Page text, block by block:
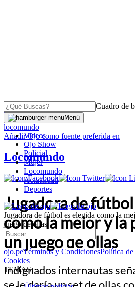
Cuadro de
Menú
Videos
Ojo Show
Policial
Mujer
Locomundo
Actualidad
Deportes
Jugadora de fútbol es elegida como la
juego de ollas
ojo.peTérminos y CondicionesPolítica de
Cookies
TEMAS:
OJO
locomundo
AñadirOjocomo fuente preferida en
Locomundo
Jugadora de
como la mejor y la
un juego de ollas
Indignados internautas
se le daría un set de ollas